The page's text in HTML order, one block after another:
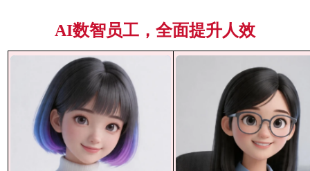
AI数智员工，全面提升人效